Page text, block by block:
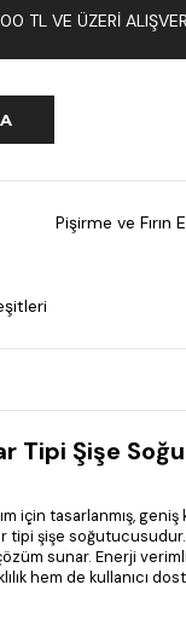
TL VE ÜZERI
Pişirme ve Fırın
Tipi Şişe
için tasarlanmış,
tipi şişe
sunar. Enerji verimli
hem de kullanıcı